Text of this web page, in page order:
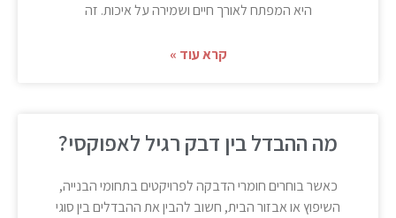
היא המפתח לאורך חיים ושמירה על איכות. זה
קרא עוד »
מה ההבדל בין דבק רגיל לאפוקסי?
כאשר בוחרים חומרי הדבקה לפרויקטים בתחומי הבנייה,
השיפוץ או אבזור הבית, חשוב להבין את ההבדלים בין סוגי